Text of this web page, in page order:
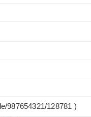
987654321/128781 )